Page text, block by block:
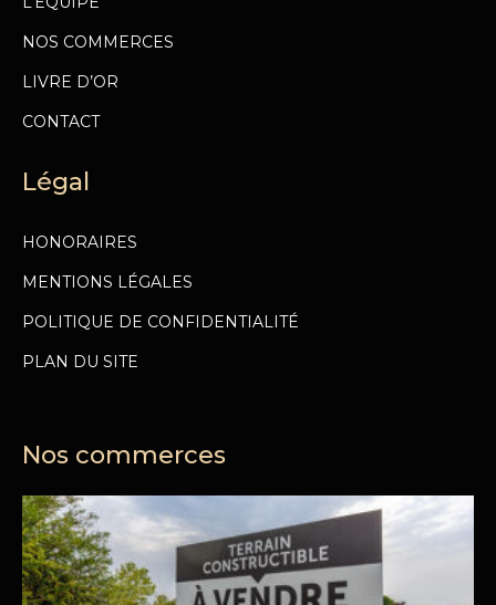
NOS COMMERCES
LIVRE D’OR
CONTACT
Légal
HONORAIRES
MENTIONS LÉGALES
POLITIQUE DE CONFIDENTIALITÉ
PLAN DU SITE
Nos commerces